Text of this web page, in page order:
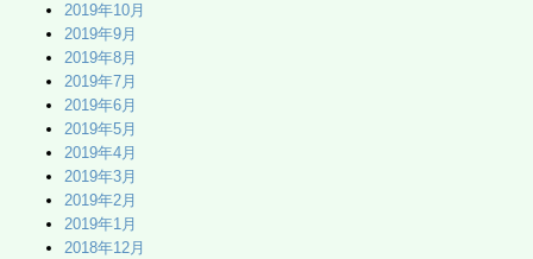
2019年10月
2019年9月
2019年8月
2019年7月
2019年6月
2019年5月
2019年4月
2019年3月
2019年2月
2019年1月
2018年12月